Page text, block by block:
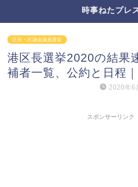
時事ねたプレ
区長・区議会議員選挙
港区長選挙2020の結果
補者一覧、公約と日程
2020年6
スポンサーリンク